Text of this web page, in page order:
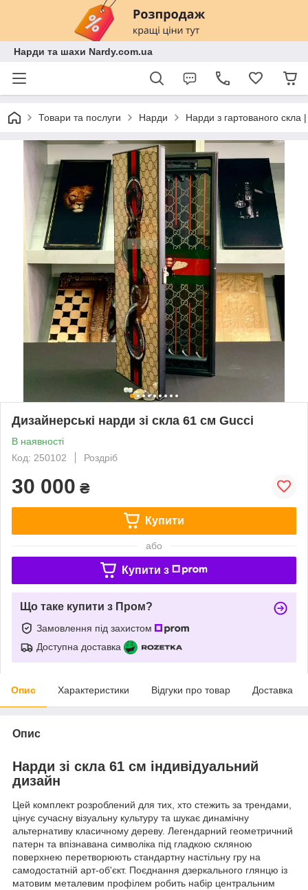
Нарди та шахи Nardy.com.ua
Товари та послуги Нарди Нарди з гартованого скла
Дизайнерські нарди зі скла 61 см Gucci
В наявності
Код: 250102
Роздріб
30 000 ₴
Купити
або
Купити з
Що таке купити з Пром?
Замовлення під захистом
Доступна доставка
Опис Характеристики Відгуки про товар Доставка
Опис
Нарди зі скла 61 см індивідуальний
дизайн
Цей комплект розроблений для тих, хто стежить за трендами,
цінує сучасну візуальну культуру та шукає динамічну
альтернативу класичному дереву. Легендарний геометричний
патерн та впізнавана символіка під гладкою скляною
поверхнею перетворюють стандартну настільну гру на
самодостатній арт-об'єкт. Поєднання дзеркального глянцю із
матовим металевим профілем робить набір центральним